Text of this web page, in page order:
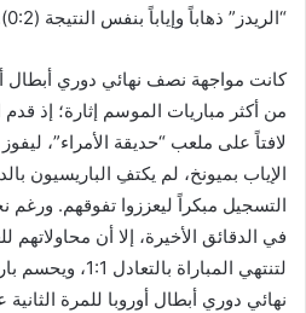
“الريدز” ذهاباً وإياباً بنفس النتيجة (0:2).
كانت مواجهة نصف نهائي دوري أبطال
من أكثر مباريات الموسم إثارة؛ إذ
الإياب بميونخ، لم يكتفِ الباريسيون
التسجيل مبكراً ليعززوا تفوقهم. ورغم
في الدقائق الأخيرة، إلا أن محاولاتهم
لتنتهي المباراة
نهائي دوري أبطال أوروبا للمرة الثانية